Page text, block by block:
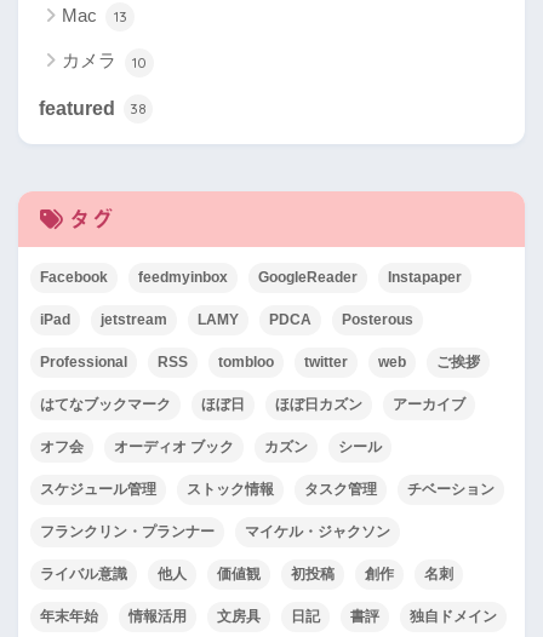
Mac 13
カメラ 10
featured 38
タグ
Facebook feedmyinbox GoogleReader Instapaper
iPad jetstream LAMY PDCA Posterous
Professional RSS tombloo twitter web ご挨拶
はてなブックマーク ほぼ日 ほぼ日カズン アーカイブ
オフ会 オーディオ ブック カズン シール
スケジュール管理 ストック情報 タスク管理 チベーション
フランクリン・プランナー マイケル・ジャクソン
ライバル意識 他人 価値観 初投稿 創作 名刺
年末年始 情報活用 文房具 日記 書評 独自ドメイン